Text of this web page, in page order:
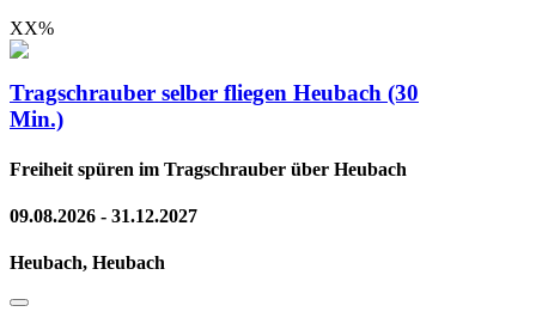
XX%
Tragschrauber selber fliegen Heubach (30
Min.)
Freiheit spüren im Tragschrauber über Heubach
09.08.2026 - 31.12.2027
Heubach, Heubach